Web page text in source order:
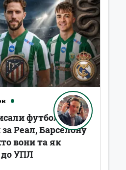
футболістів,
Реал, Барселону
вони та як
до УПЛ